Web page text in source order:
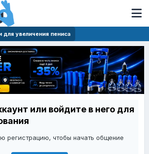
для увеличения пениса
или войдите в него для
регистрацию, чтобы начать общение